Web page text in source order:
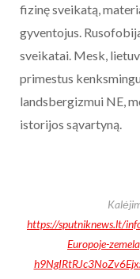
fizinę sveikatą,
gyventojus.
sveikatai. Mesk,
primestus
landsbergizmui NE,
istorijos sąvartyną.
https://sputniknews.lt/
Europoje-